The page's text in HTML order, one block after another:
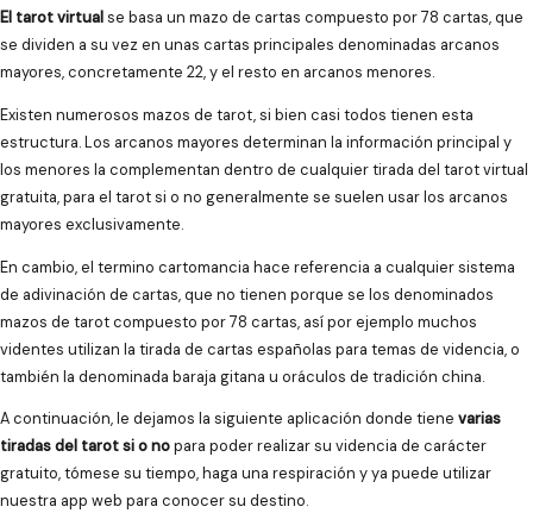
El tarot virtualse basa un mazo de cartas compuesto por 78 cartas, que
se dividen a su vez en unas cartas principales denominadas arcanos
mayores, concretamente 22, y el resto en arcanos menores.
Existen numerosos mazos de tarot, si bien casi todos tienen esta
estructura. Los arcanos mayores determinan la información principal y
los menores la complementan dentro de cualquier tirada del tarot virtual
gratuita, para el tarot si o no generalmente se suelen usar los arcanos
mayores exclusivamente.
En cambio, el termino cartomancia hace referencia a cualquier sistema
de adivinación de cartas, que no tienen porque se los denominados
mazos de tarot compuesto por 78 cartas, así por ejemplo muchos
videntes utilizan la tirada de cartas españolas para temas de videncia, o
también la denominada baraja gitana u oráculos de tradición china.
A continuación, le dejamos la siguiente aplicación donde tiene varias
tiradas del tarot si o nopara poder realizar su videncia de carácter
gratuito, tómese su tiempo, haga una respiración y ya puede utilizar
nuestra app web para conocer su destino.